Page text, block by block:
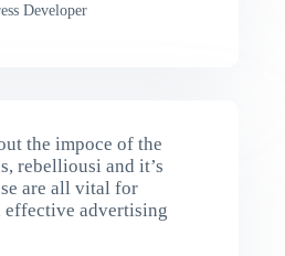
Developer
the impoce of the
rebelliousi and it’s
are all vital for
effective advertising